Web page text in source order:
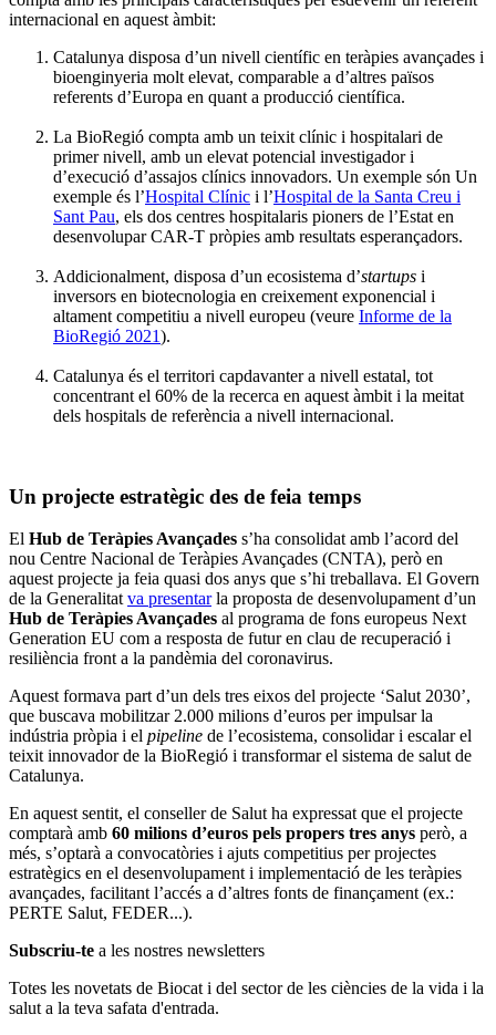
internacional en aquest àmbit:
Catalunya disposa d’un nivell científic en teràpies avançades i
bioenginyeria molt elevat, comparable a d’altres països
referents d’Europa en quant a producció científica.
La BioRegió compta amb un teixit clínic i hospitalari de
primer nivell, amb un elevat potencial investigador i
d’execució d’assajos clínics innovadors. Un exemple són Un
exemple és l’Hospital Clínic i l’Hospital de la Santa Creu i
Sant Pau, els dos centres hospitalaris pioners de l’Estat en
desenvolupar CAR-T pròpies amb resultats esperançadors.
Addicionalment, disposa d’un ecosistema d’startups i
inversors en biotecnologia en creixement exponencial i
altament competitiu a nivell europeu (veure Informe de la
BioRegió 2021).
Catalunya és el territori capdavanter a nivell estatal, tot
concentrant el 60% de la recerca en aquest àmbit i la meitat
dels hospitals de referència a nivell internacional.
Un projecte estratègic des de feia temps
El Hub de Teràpies Avançades s’ha consolidat amb l’acord del
nou Centre Nacional de Teràpies Avançades (CNTA), però en
aquest projecte ja feia quasi dos anys que s’hi treballava. El Govern
de la Generalitat va presentarla proposta de desenvolupament d’un
Hub de Teràpies Avançades al programa de fons europeus Next
Generation EU com a resposta de futur en clau de recuperació i
resiliència front a la pandèmia del coronavirus.
Aquest formava part d’un dels tres eixos del projecte ‘Salut 2030’,
que buscava mobilitzar 2.000 milions d’euros per impulsar la
indústria pròpia i el pipeline de l’ecosistema, consolidar i escalar el
teixit innovador de la BioRegió i transformar el sistema de salut de
Catalunya.
En aquest sentit, el conseller de Salut ha expressat que el projecte
comptarà amb 60 milions d’euros pels propers tres anys però, a
més, s’optarà a convocatòries i ajuts competitius per projectes
estratègics en el desenvolupament i implementació de les teràpies
avançades, facilitant l’accés a d’altres fonts de finançament (ex.:
PERTE Salut, FEDER...).
Subscriu-te a les nostres newsletters
Totes les novetats de Biocat i del sector de les ciències de la vida i la
salut a la teva safata d'entrada.